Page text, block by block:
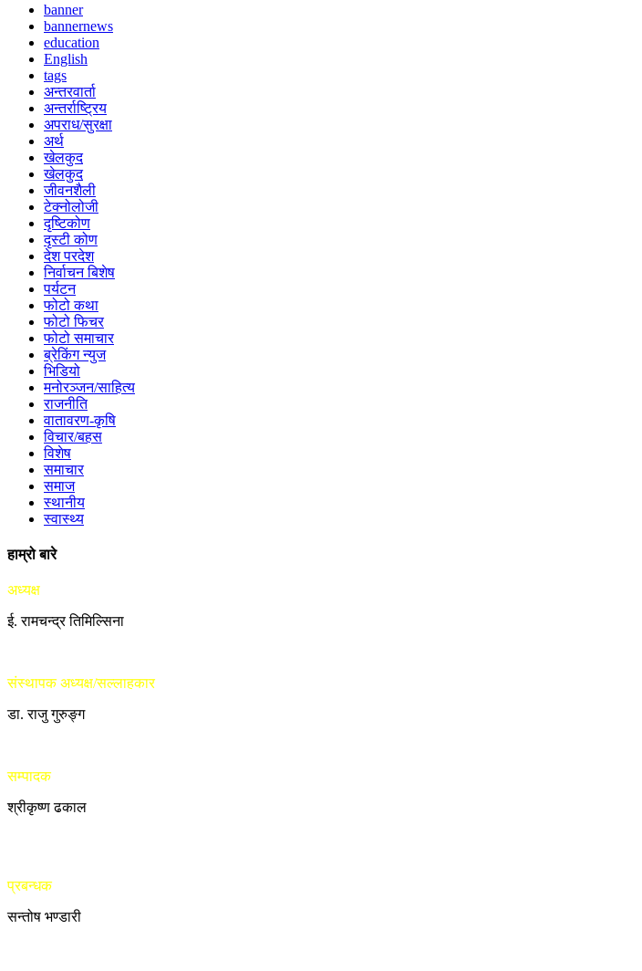
banner
bannernews
education
English
tags
अन्तरवार्ता
अन्तर्राष्ट्रिय
अपराध/सुरक्षा
अर्थ
खेलकुद
खेलकुद
जीवनशैली
टेक्नोलोजी
दृष्टिकोण
दृस्टी कोण
देश परदेश
निर्वाचन बिशेष
पर्यटन
फोटो कथा
फोटो फिचर
फोटो समाचार
ब्रेकिंग न्युज
भिडियो
मनोरञ्जन/साहित्य
राजनीति
वातावरण-कृषि
विचार/बहस
विशेष
समाचार
समाज
स्थानीय
स्वास्थ्य
हाम्रो बारे
अध्यक्ष
ई. रामचन्द्र तिमिल्सिना
संस्थापक अध्यक्ष/सल्लाहकार
डा. राजु गुरुङ्ग
सम्पादक
श्रीकृष्ण ढकाल
प्रबन्धक
सन्तोष भण्डारी